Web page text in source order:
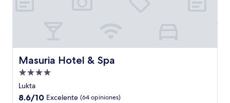
Masuria Hotel & Spa
Masuria Hotel & Spa
Propiedad
de
4.0
Lukta
8.6
8.6/10 Excelente (64 opiniones)